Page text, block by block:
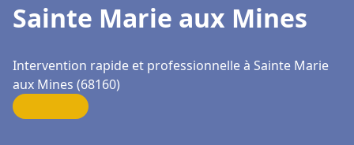
Sainte Marie aux Mines
Intervention rapide et professionnelle à Sainte Marie
aux Mines (68160)